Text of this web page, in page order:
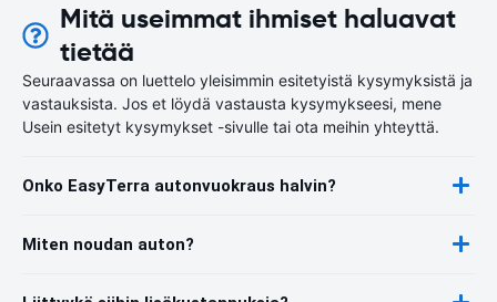
Mitä useimmat ihmiset haluavat
tietää
Seuraavassa on luettelo yleisimmin esitetyistä kysymyksistä ja
vastauksista. Jos et löydä vastausta kysymykseesi, mene
Usein esitetyt kysymykset -sivulle tai ota meihin yhteyttä.
Onko EasyTerra autonvuokraus halvin?
Miten noudan auton?